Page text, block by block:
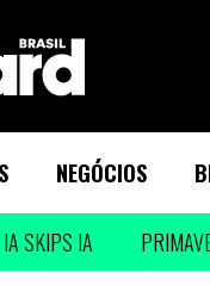
NEGÓCIOS
IA SKIPS IA